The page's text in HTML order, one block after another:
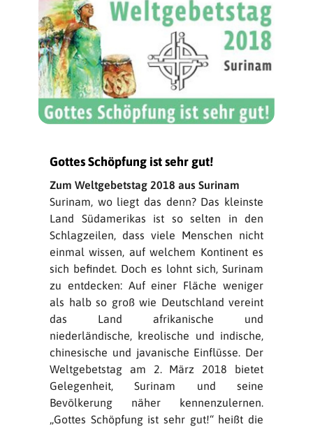
Gottes Schöpfung ist sehr gut!
Zum Weltgebetstag 2018 aus Surinam
Surinam, wo liegt das denn? Das kleinste
Land Südamerikas ist so selten in den
Schlagzeilen, dass viele Menschen nicht
einmal wissen, auf welchem Kontinent es
sich befindet. Doch es lohnt sich, Surinam
zu entdecken: Auf einer Fläche weniger
als halb so groß wie Deutschland vereint
das Land afrikanische und
niederländische, kreolische und indische,
chinesische und javanische Einflüsse. Der
Weltgebetstag am 2. März 2018 bietet
Gelegenheit, Surinam und seine
Bevölkerung näher kennenzulernen.
„Gottes Schöpfung ist sehr gut!“ heißt die